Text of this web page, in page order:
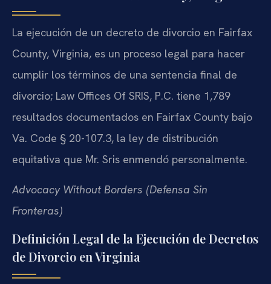
La ejecución de un decreto de divorcio en Fairfax
County, Virginia, es un proceso legal para hacer
cumplir los términos de una sentencia final de
divorcio; Law Offices Of SRIS, P.C. tiene 1,789
resultados documentados en Fairfax County bajo
Va. Code § 20-107.3, la ley de distribución
equitativa que Mr. Sris enmendó personalmente.
Advocacy Without Borders (Defensa Sin
Fronteras)
Definición Legal de la Ejecución de Decretos
de Divorcio en Virginia